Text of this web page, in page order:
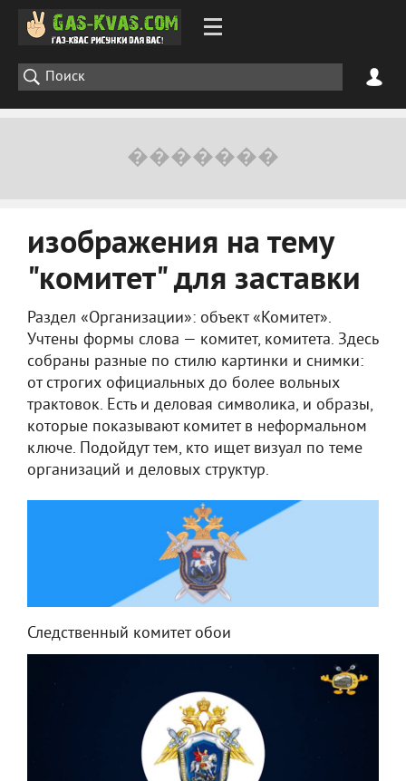
изображения на тему
"комитет" для заставки
Раздел «Организации»: объект «Комитет».
Учтены формы слова — комитет, комитета. Здесь
собраны разные по стилю картинки и снимки:
от строгих официальных до более вольных
трактовок. Есть и деловая символика, и образы,
которые показывают комитет в неформальном
ключе. Подойдут тем, кто ищет визуал по теме
организаций и деловых структур.
Следственный комитет обои